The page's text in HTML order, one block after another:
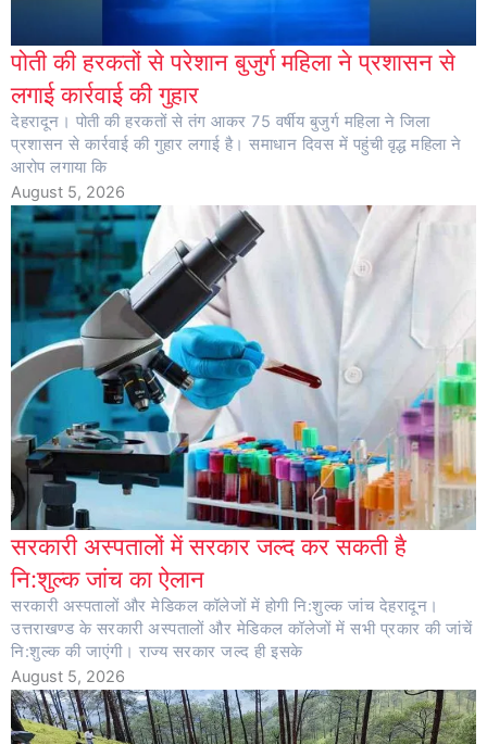
पोती की हरकतों से परेशान बुजुर्ग महिला ने प्रशासन से
लगाई कार्रवाई की गुहार
देहरादून। पोती की हरकतों से तंग आकर 75 वर्षीय बुजुर्ग महिला ने जिला
प्रशासन से कार्रवाई की गुहार लगाई है। समाधान दिवस में पहुंची वृद्ध महिला ने
आरोप लगाया कि
August 5, 2026
सरकारी अस्पतालों में सरकार जल्द कर सकती है
नि:शुल्क जांच का ऐलान
सरकारी अस्पतालों और मेडिकल कॉलेजों में होगी नि:शुल्क जांच देहरादून।
उत्तराखण्ड के सरकारी अस्पतालों और मेडिकल कॉलेजों में सभी प्रकार की जांचें
नि:शुल्क की जाएंगी। राज्य सरकार जल्द ही इसके
August 5, 2026